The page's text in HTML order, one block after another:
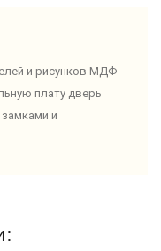
и рисунков МДФ
плату дверь
и